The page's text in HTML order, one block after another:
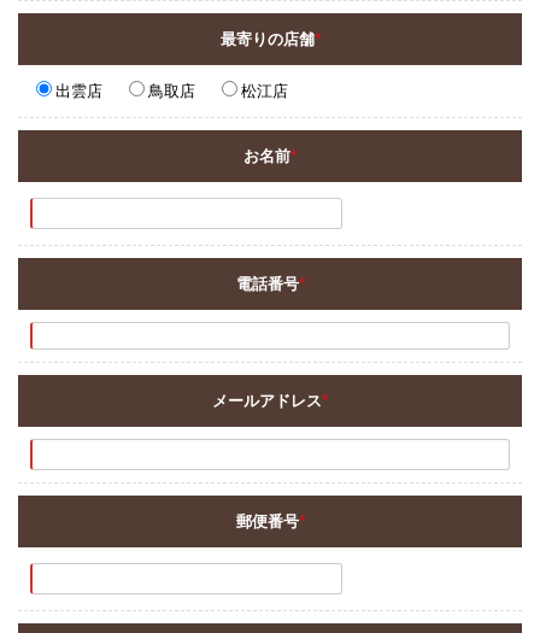
最寄りの店舗*
出雲店 鳥取店 松江店
お名前*
電話番号*
メールアドレス*
郵便番号*